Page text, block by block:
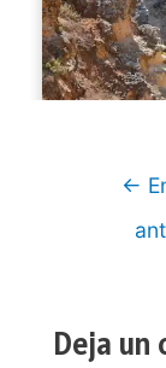
←
Deja